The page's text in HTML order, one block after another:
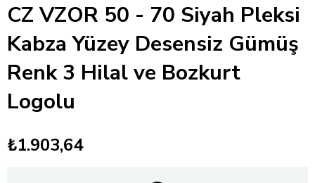
CZ VZOR 50 - 70 Siyah Pleksi
Kabza Yüzey Desensiz Gümüş
Renk 3 Hilal ve Bozkurt
Logolu
₺1.903,64